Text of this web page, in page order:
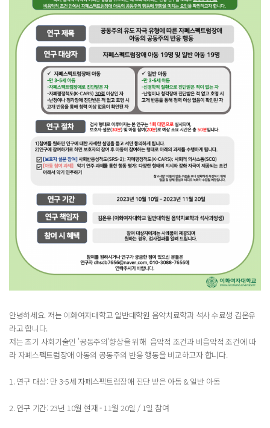
안녕하세요. 저는 이화여자대학교 일반대학원 음악치료학과 석사 수료생 김온유
라고 합니다.
저는 초기 사회기술인 '공동주의'향상을 위해 음악적 조건과 비음악적 조건에 따
라 자폐스펙트럼장애 아동의 공동주의 반응 행동을 비교하고자 합니다.
1. 연구 대상: 만 3-5세 자폐스펙트럼장애 진단 받은 아동 & 일반 아동
2. 연구 기간: 23년 10월 현재 - 11월 20일 / 1일 참여